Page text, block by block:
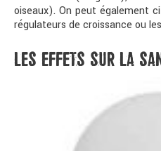
oiseaux). On peut également
régulateurs de croissance ou
LES EFFETS SUR LA